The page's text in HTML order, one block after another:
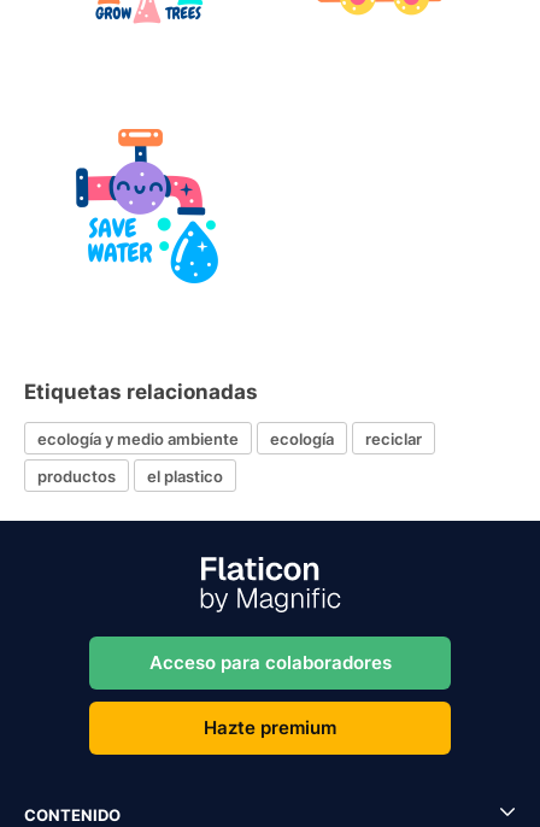
Etiquetas relacionadas
ecología y medio ambiente ecología
reciclar
productos
el plastico
Acceso para colaboradores
Hazte premium
CONTENIDO